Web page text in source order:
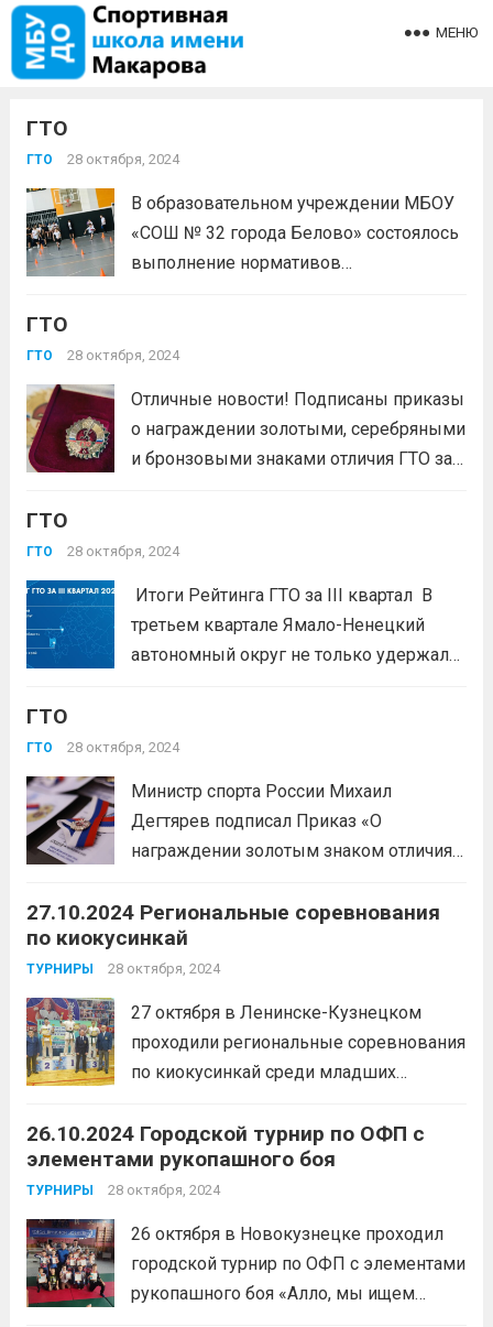
МЕНЮ
ГТО
ГТО 28 октября, 2024
В образовательном учреждении МБОУ
«СОШ № 32 города Белово» состоялось
выполнение нормативов
и обороне» (ОФП) среди школьников.
Читать дальше
ГТО
ГТО 28 октября, 2024
Отличные новости! Подписаны приказы
о награждении золотыми, серебряными
и бронзовыми знаками отличия ГТО за 3
на серебряный;1186 на бронзовый
сайте https://www.sport-
kuzbass.ru/company/docs/.
Поздравляем всех выполнивших...
ГТО
ГТО 28 октября, 2024
Итоги Рейтинга ГТО за III квартал В
третьем квартале Ямало-Ненецкий
автономный округ не только удержал
популяризации комплекса ГТО;
второе место, также показала
значительные успехи. Активное участие
граждан и улучшение...Читать дальше
ГТО
ГТО 28 октября, 2024
Министр спорта России Михаил
Дегтярев подписал Приказ «О
награждении золотым знаком отличия
620 граждан прошли регистрацию на
интернет-портале комплекса ГТО, из них
216 891 человек приняли участие в
выполнении нормативов, а 244 464
россиян...
27.10.2024 Региональные соревнования
по киокусинкай
ТУРНИРЫ 28 октября, 2024
27 октября в Ленинске-Кузнецком
проходили региональные соревнования
по киокусинкай среди младших
девушек 14-15 лет, юниоров и юниорок
16-17 лет и тренировочные спарринги
по киокусинкай среди детей 6-7 лет, 8-9
лет, посвященные памяти тренера...
26.10.2024 Городской турнир по ОФП с
элементами рукопашного боя
ТУРНИРЫ 28 октября, 2024
26 октября в Новокузнецке проходил
городской турнир по ОФП с элементами
рукопашного боя «Алло, мы ищем